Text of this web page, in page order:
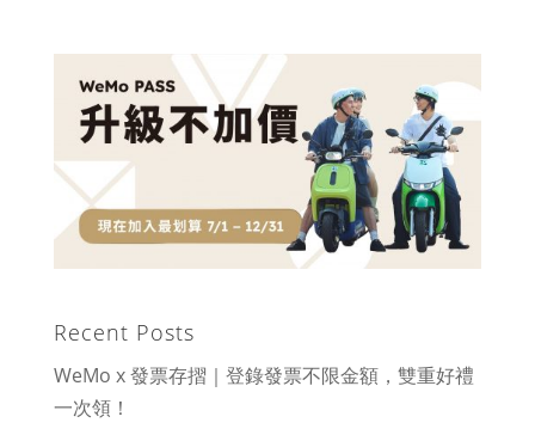
Recent Posts
WeMo x 發票存摺｜登錄發票不限金額，雙重好禮
一次領！